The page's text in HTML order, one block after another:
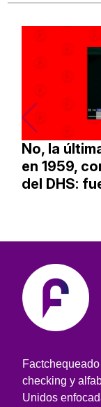
No, la
en 1959,
del DHS:
checking y
Unidos